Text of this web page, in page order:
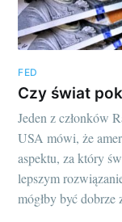
FED
Czy świat
Jeden z członków
USA mówi, że
aspektu, za który
lepszym
mógłby być dobrze